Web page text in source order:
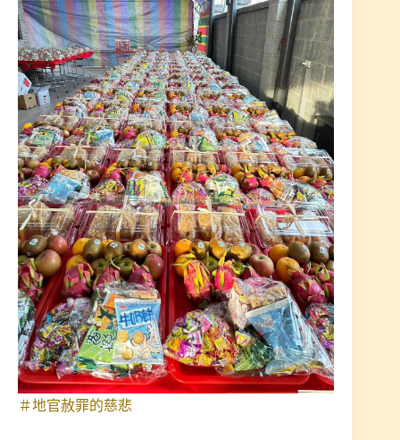
＃地官赦罪的慈悲